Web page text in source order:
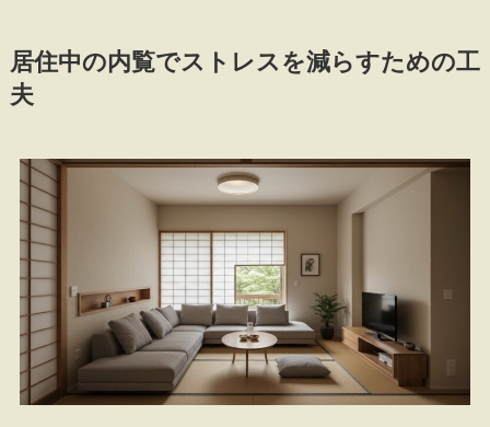
居住中の内覧でストレスを減らすための工
夫